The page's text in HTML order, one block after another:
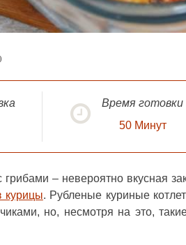
Время готовки
50 Минут
грибами – невероятно вкусная
курицы. Рубленые куриные
но, несмотря на это,